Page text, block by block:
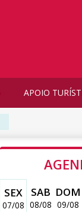
APOIO
SEX
07/08
SAB
08/08
DOM
09/08